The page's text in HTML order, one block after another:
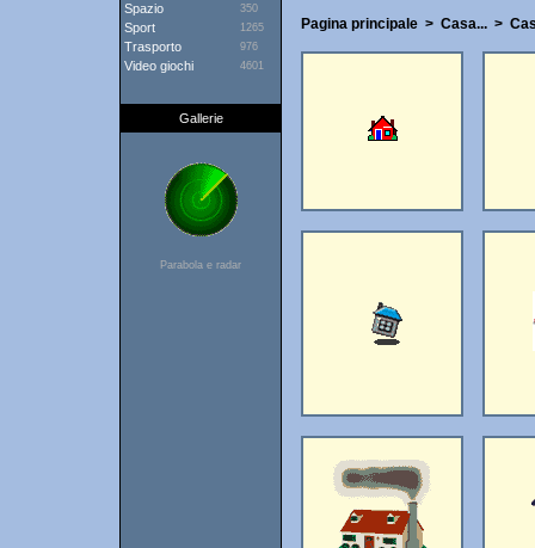
Spazio 350
Sport 1265
Trasporto 976
Video giochi 4601
Gallerie
Parabola e radar
Pagina principale > Casa... >